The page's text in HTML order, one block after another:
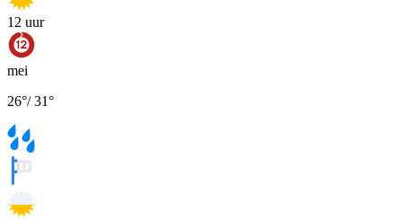
12 uur
mei
26°/31°